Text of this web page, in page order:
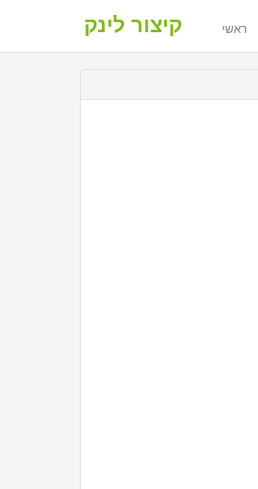
קיצור לינק ראשי